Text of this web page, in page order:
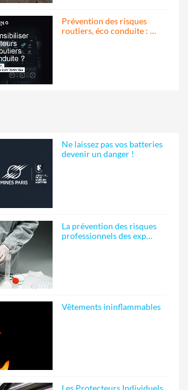
Prévention des risques
routiers, éco conduite : …
Ne laissez pas vos batteries
devenir un danger !
La prévention des risques
professionnels des exp…
Vêtements ininflammables